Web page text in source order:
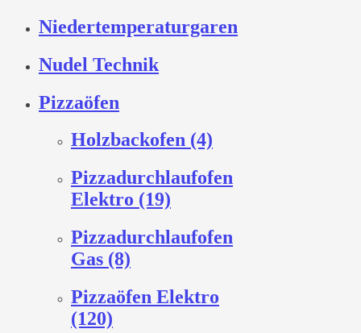
Niedertemperaturgaren
Nudel Technik
Pizzaöfen
Holzbackofen (4)
Pizzadurchlaufofen
Elektro (19)
Pizzadurchlaufofen
Gas (8)
Pizzaöfen Elektro
(120)